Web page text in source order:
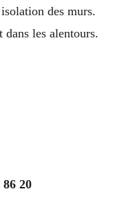
des murs.
les alentours.
20